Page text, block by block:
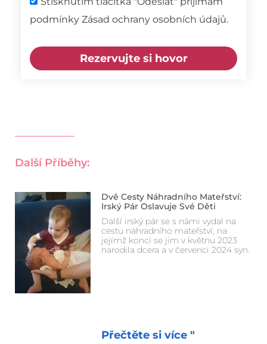
podmínky Zásad ochrany osobních údajů.
Rezervujte si hovor
Další Příběhy:
Dvě Cesty Náhradního Mateřství:
Irský Pár Oslavuje Své Děti
Další irský pár se s námi vydal na
cestu náhradního mateřství, na
jejímž konci se jim v květnu 2023
narodila dcera a v červenci 2024 syn.
Přečtěte si více "